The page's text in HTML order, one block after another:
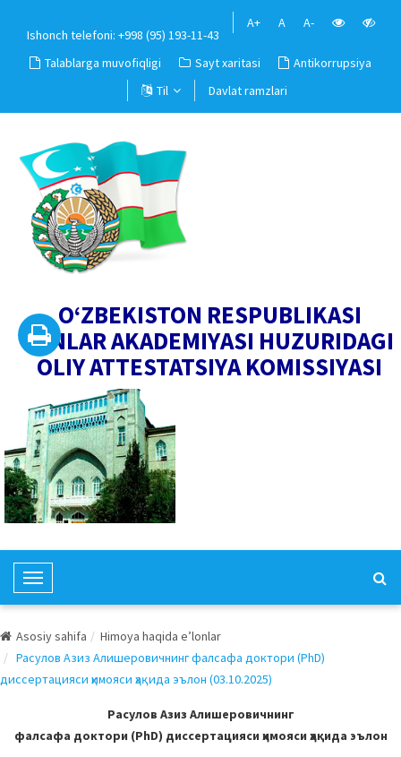
Ishonch telefoni: +998 (95) 193-11-43
A+ A A-
Talablarga muvofiqligi Sayt xaritasi
Antikorrupsiya
Til
Davlat ramzlari
O‘ZBEKISTON RESPUBLIKASI
FANLAR AKADEMIYASI HUZURIDAGI
OLIY ATTESTATSIYA KOMISSIYASI
T
o
g
l
e
a
Asosiy sahifa
Himoya haqida e’lonlar
Расулов Азиз Алишеровичнинг фалсафа доктори (PhD)
диссертацияси ҳимояси ҳақида эълон (03.10.2025)
Расулов Азиз Алишеровичнинг
фалсафа доктори (PhD) диссертацияси ҳимояси ҳақида эълон